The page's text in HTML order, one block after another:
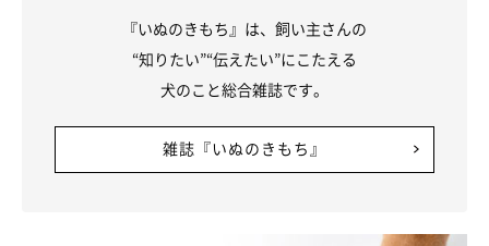
『いぬのきもち』は、飼い主さんの
“知りたい”“伝えたい”にこたえる
犬のこと総合雑誌です。
雑誌『いぬのきもち』